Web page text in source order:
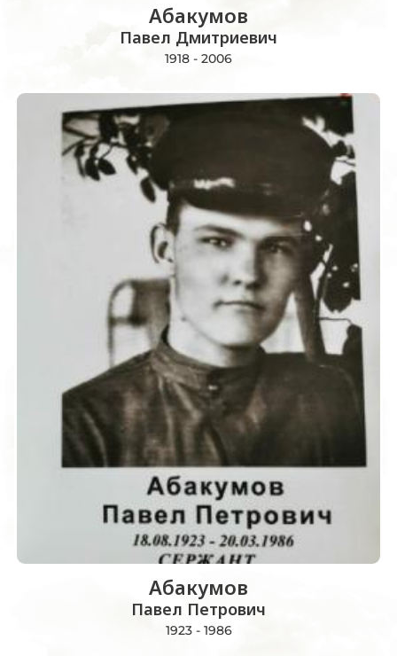
Абакумов
Павел Дмитриевич
1918 - 2006
Абакумов
Павел Петрович
1923 - 1986